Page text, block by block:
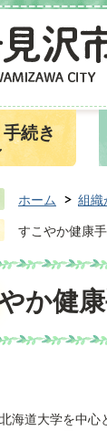
続き
ホーム 組織
すこやか健康
か健
海道大学を中